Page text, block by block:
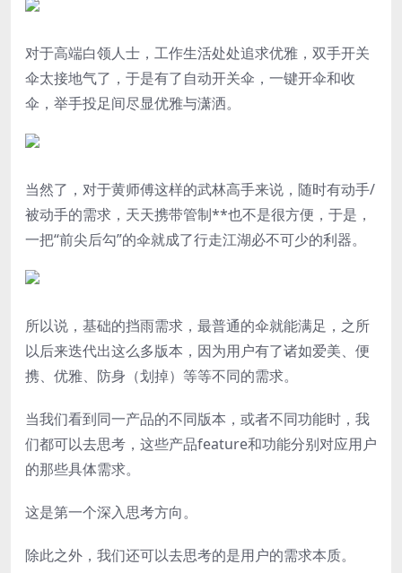
对于高端白领人士，工作生活处处追求优雅，双手开关
伞太接地气了，于是有了自动开关伞，一键开伞和收
伞，举手投足间尽显优雅与潇洒。
当然了，对于黄师傅这样的武林高手来说，随时有动手/
被动手的需求，天天携带管制**也不是很方便，于是，
一把“前尖后勾”的伞就成了行走江湖必不可少的利器。
所以说，基础的挡雨需求，最普通的伞就能满足，之所
以后来迭代出这么多版本，因为用户有了诸如爱美、便
携、优雅、防身（划掉）等等不同的需求。
当我们看到同一产品的不同版本，或者不同功能时，我
们都可以去思考，这些产品feature和功能分别对应用户
的那些具体需求。
这是第一个深入思考方向。
除此之外，我们还可以去思考的是用户的需求本质。